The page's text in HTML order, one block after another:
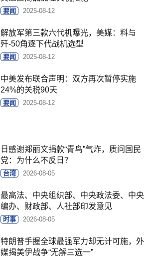
要闻 2025-08-12
解放军第三款六代机曝光，美媒：料与
歼-50角逐下代战机选型
要闻 2025-08-12
中美发布联合声明：双方再次暂停实施
24%的关税90天
要闻 2025-08-12
日感谢郑丽文捐款“青鸟”气炸，质问国民
党：为什么不反日？
台湾 2026-08-05
最高法、中央组织部、中央政法委、中央
编办、财政部、人社部印发意见
时事 2026-08-05
特朗普手握全球最强军力却无计可施，外
媒揭美伊战争“无解三选一”